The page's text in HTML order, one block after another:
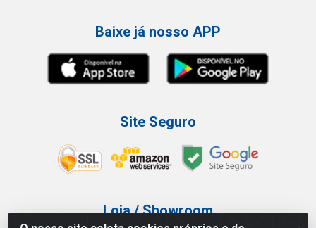
Baixe já nosso APP
Site Seguro
Loja / Showroom